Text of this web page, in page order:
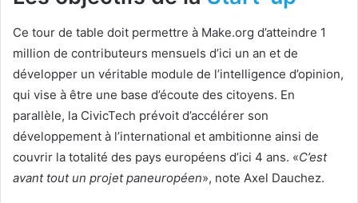
Ce tour de table doit permettre à Make.org d’atteindre 1
million de contributeurs mensuels d’ici un an et de
développer un véritable module de l’intelligence d’opinion,
qui vise à être une base d’écoute des citoyens. En
parallèle, la CivicTech prévoit d’accélérer son
développement à l’international et ambitionne ainsi de
couvrir la totalité des pays européens d’ici 4 ans. «C’est
avant tout un projet paneuropéen», note Axel Dauchez.